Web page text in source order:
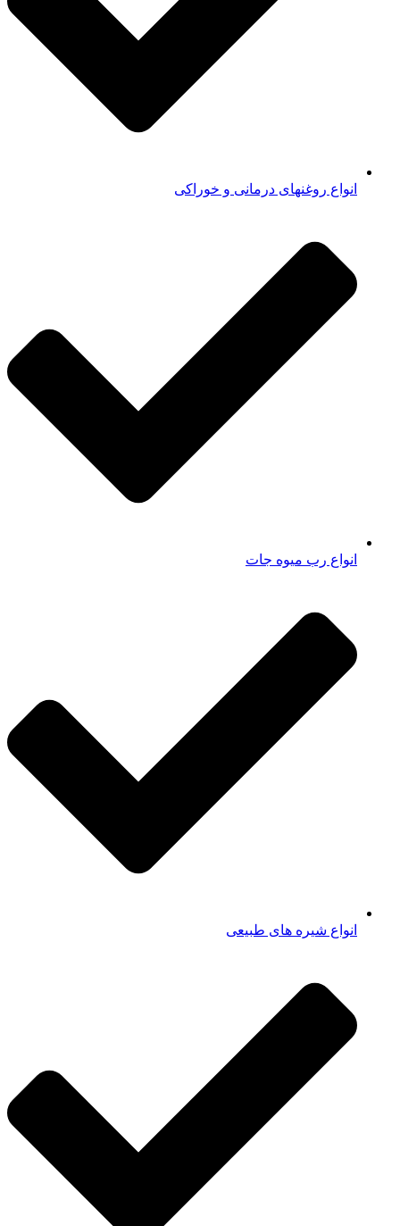
انواع روغنهای درمانی و خوراکی
انواع رب میوه جات
انواع شیره های طبیعی